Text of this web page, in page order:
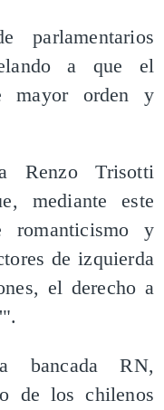
a que el
mayor orden y
Renzo Trisotti
mediante este
romanticismo y
de izquierda
el derecho a
bancada RN,
de los chilenos